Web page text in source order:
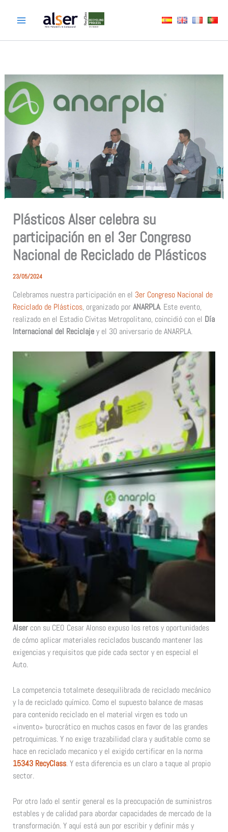
Plásticos Alser celebra su
participación en el 3er Congreso
Nacional de Reciclado de Plásticos
23/05/2024
Celebramos nuestra participación en el 3er Congreso Nacional de
Reciclado de Plásticos, organizado porANARPLA. Este evento,
realizado en el Estadio Cívitas Metropolitano, coincidió con el Día
Internacional del Reciclajey el 30 aniversario de ANARPLA.
Alser con su CEO Cesar Alonso expuso los retos y oportunidades
de cómo aplicar materiales reciclados buscando mantener las
exigencias y requisitos que pide cada sector y en especial el
Auto.
La competencia totalmete desequilibrada de reciclado mecánico
y la de reciclado químico. Como el supuesto balance de masas
para contenido reciclado en el material virgen es todo un
«invento» burocrático en muchos casos en favor de las grandes
petroquimicas. Y no exige trazabilidad clara y auditable como se
hace en reciclado mecanico y el exigido certificar en la norma
15343 RecyClass. Y esta diferencia es un claro a taque al propio
sector.
Por otro lado el sentir general es la preocupación de suministros
estables y de calidad para abordar capacidades de mercado de la
transformación. Y aquí está aun por escribir y definir más y